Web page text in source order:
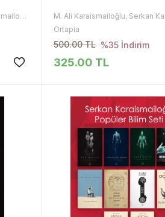
M. Ali Karaismailoğlu, Serkan Karaismailoğlu
Ortapia
500.00 TL %35 İndirim
325.00 TL